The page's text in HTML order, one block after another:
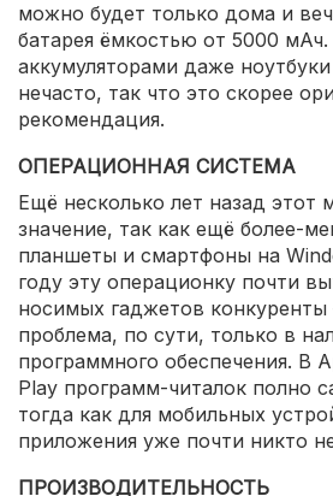
можно будет только дома и
батарея ёмкостью от 5000
аккумуляторами даже
нечасто, так что это скорее
рекомендация.
ОПЕРАЦИОННАЯ СИСТЕМА
Ещё несколько лет назад этот
значение, так как ещё более-
планшеты и смартфоны на
году эту операционку почти
носимых гаджетов
проблема, по сути, только в
программного обеспечения. В
Play программ-читалок полно
тогда как для мобильных
приложения уже почти никто
ПРОИЗВОДИТЕЛЬНОСТЬ